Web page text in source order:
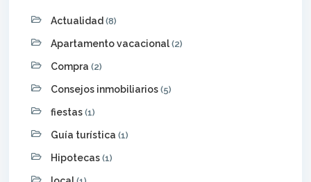
Actualidad (8)
Apartamento vacacional (2)
Compra (2)
Consejos inmobiliarios (5)
fiestas (1)
Guía turística (1)
Hipotecas (1)